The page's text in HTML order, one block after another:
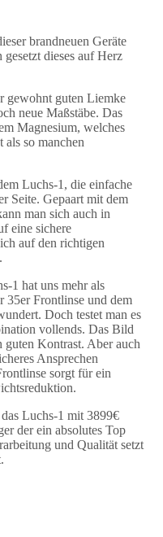
brandneuen Geräte
dieses auf Herz
gewohnt guten Liemke
neue Maßstäbe. Das
Magnesium, welches
als so manchen
Luchs-1, die einfache
Seite. Gepaart mit dem
man sich auch in
eine sichere
auf den richtigen
1 hat uns mehr als
35er Frontlinse und dem
Doch testet man es
vollends. Das Bild
guten Kontrast. Aber auch
Ansprechen
sorgt für ein
Luchs-1 mit 3899€
der ein absolutes Top
und Qualität setzt